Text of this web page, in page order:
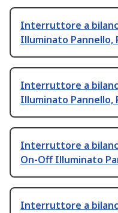
Interruttore a
Illuminato Pannello,
Interruttore a
Illuminato Pannello,
Interruttore a
On-Off Illuminato
Interruttore a